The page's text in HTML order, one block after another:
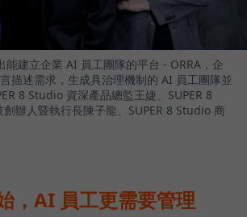
能建立企業 AI 員工團隊的平台 - ORRA，企
描述需求，生成具治理機制的 AI 員工團隊並
8 Studio 資深產品總監王婕、SUPER 8
辦人暨執行長陳子龍、SUPER 8 Studio 商
，AI 員工更需要管理